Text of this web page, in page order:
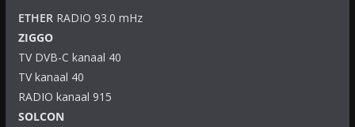
ETHERRADIO 93.0 mHz
ZIGGO
TV DVB-C kanaal 40
TV kanaal 40
RADIO kanaal 915
SOLCON